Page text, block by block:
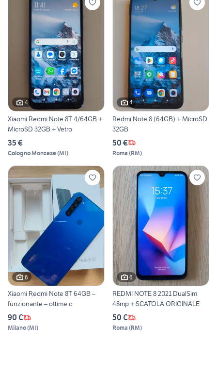
4
Xiaomi Redmi Note 8T 4/64GB +
MicroSD 32GB + Vetro
35 €
Cologno Monzese(MI)
4
Redmi Note 8 (64GB) + MicroSD
32GB
50 €
Roma (RM)
6
Xiaomi Redmi Note 8T 64GB –
funzionante – ottime c
90 €
Milano(MI)
6
REDMI NOTE 8 2021 DualSim
48mp + SCATOLA ORIGINALE
50 €
Roma (RM)